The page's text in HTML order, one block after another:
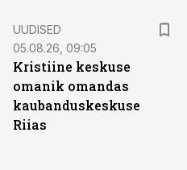
UUDISED
05.08.26, 09:05
Kristiine keskuse
omanik omandas
kaubanduskeskuse
Riias